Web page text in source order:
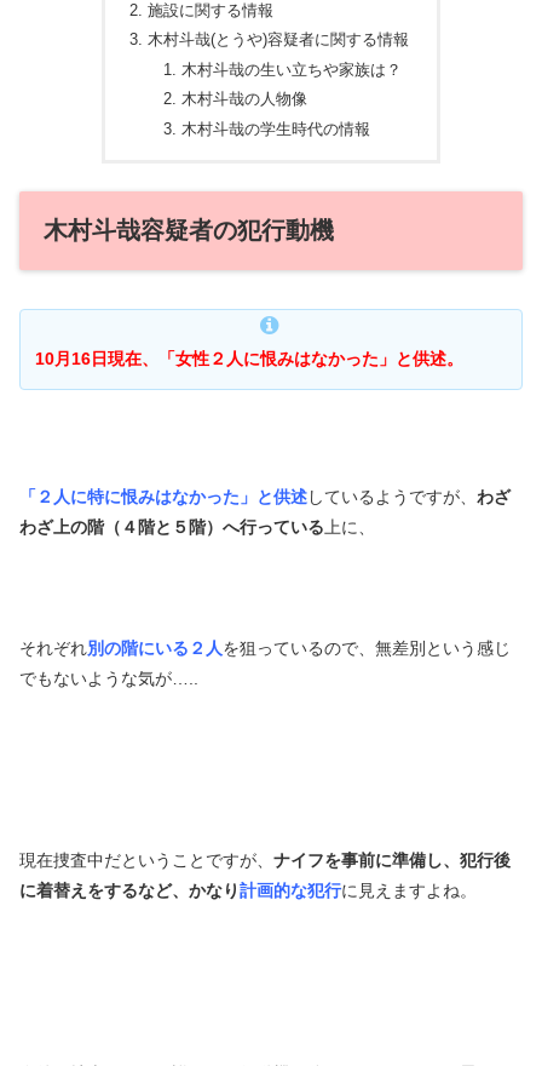
施設に関する情報
木村斗哉(とうや)容疑者に関する情報
木村斗哉の生い立ちや家族は？
木村斗哉の人物像
木村斗哉の学生時代の情報
木村斗哉容疑者の犯行動機
10月16日現在、「女性２人に恨みはなかった」と供述。
「２人に特に恨みはなかった」と供述しているようですが、 わざ
わざ上の階（４階と５階）へ行っている 上に、
それぞれ別の階にいる２人を狙っているので、無差別という感じ
でもないような気が…..
現在捜査中だということですが、 ナイフを事前に準備し、犯行後
に着替えをするなど、かなり計画的な犯行に見えますよね。